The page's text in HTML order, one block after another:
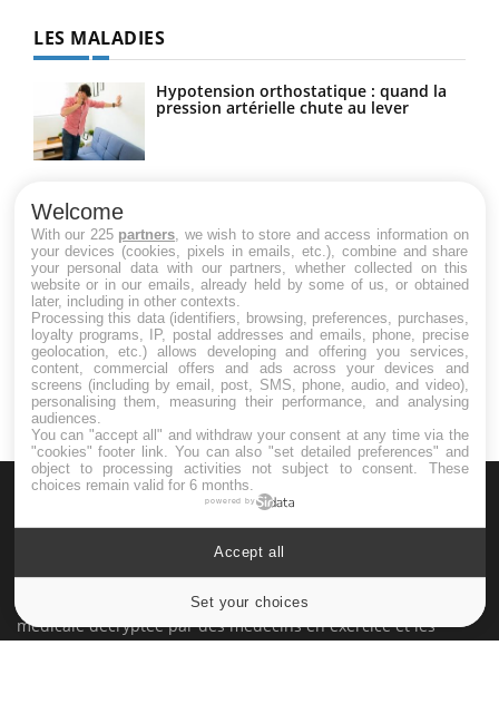
LES MALADIES
Hypotension orthostatique : quand la
pression artérielle chute au lever
Maladie de Charcot (Sclérose latérale
amyotrophique)
Le site santé de référence avec chaque jour toute l'actualité
médicale decryptée par des médecins en exercice et les
Welcome
With our 225 partners , we wish to store and access information on
your devices (cookies, pixels in emails, etc.), combine and share
your personal data with our partners, whether collected on this
website or in our emails, already held by some of us, or obtained
later, including in other contexts.
Processing this data (identifiers, browsing, preferences, purchases,
loyalty programs, IP, postal addresses and emails, phone, precise
geolocation, etc.) allows developing and offering you services,
content, commercial offers and ads across your devices and
screens (including by email, post, SMS, phone, audio, and video),
personalising them, measuring their performance, and analysing
audiences.
You can "accept all" and withdraw your consent at any time via the
"cookies" footer link . You can also "set detailed preferences" and
object to processing activities not subject to consent. These
choices remain valid for 6 months.
powered by
Set your choices
Accept all